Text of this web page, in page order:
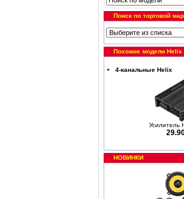
Поиск по торговой
Похожие модели Helix
4-канальные Helix
Усилитель
НОВИНКИ